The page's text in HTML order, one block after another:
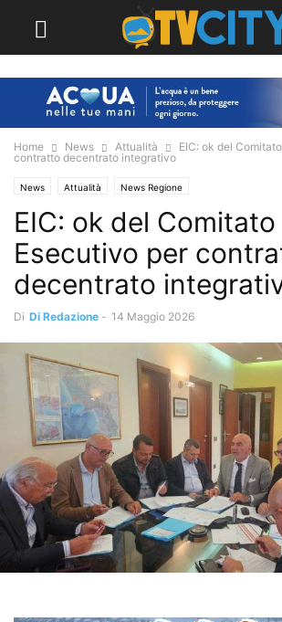
Home News Attualità
EIC: ok del
contratto decentrato integrativo
News Attualità News Regione
EIC: ok del Comitato
Esecutivo per
decentrato
Di Di Redazione - 14 Maggio 2026